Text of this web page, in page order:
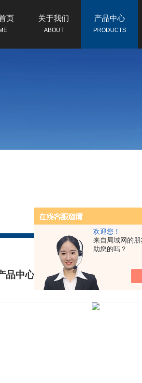
欢迎您！
来自局域网的
助您的吗？
页 关于我们
ABOUT
产品中心
PRODUCTS
品中心
PRODUCTS CENTER